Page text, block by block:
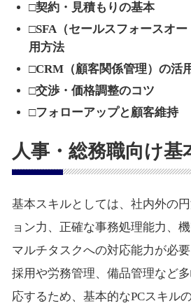
□契約・見積もりの基本
□SFA（セールスフォースオ
用方法
□CRM（顧客関係管理）の活
□交渉・価格調整のコツ
□フォローアップと顧客維持
人事・総務職向け基
基本スキルとしては、社内外の
ョン力、正確な事務処理能力、
マルチタスクへの対応能力が必要
採用や労務管理、備品管理など
応するため、基本的なPCスキル